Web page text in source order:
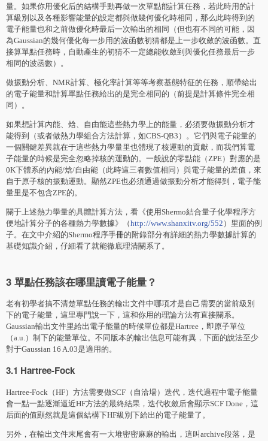
量。如果你用優化后的結構手動再做一次單點能計算任務，若此時用的計
算級別以及各種影響能量的設定都與做幾何優化時相同，那么此時得到的
電子能量也和之前做優化時最后一次輸出的相同（但也有不同的可能，因
為Gaussian的幾何優化每一步用的波函數初猜都是上一步收斂的波函數。直
接算單點任務時，自動產生的初猜不一定總能收斂到與優化任務最后一步
相同的波函數）。
做振動分析、NMR計算、極化率計算等等考察基態特征的任務，順帶給出
的電子能量和計算單點任務給出的是完全相同的（前提是計算條件完全相
同）。
如果想計算內能、焓、自由能這些熱力學上的能量，必須要做振動分析才
能得到（或者做熱力學組合方法計算，如CBS-QB3）。它們與電子能量的
一個關鍵差異就在于這些熱力學量里也體現了核運動的貢獻，而我們算電
子能量的時候是完全忽略掉核的運動的。一般說的零點能（ZPE）對應的是
0K下體系的內能/焓/自由能（此時這三者數值相同）與電子能量的差值，來
自于原子核的振動運動。顯然ZPE也必須通過做振動分析才能得到，電子能
量里是不包含ZPE的。
關于上述熱力學量的具體計算方法，看《使用Shermo結合量子化學程序方
便地計算分子的各種熱力學數據》（http://www.shanxitv.org/552 ）里面的例
子。在文中介紹的Shermo程序手冊的附錄部分有詳細的熱力學數據計算的
基礎知識介紹，仔細看了就能徹底理清關系了。
3 單點任務該在哪里讀電子能量？
老有初學者搞不清楚單點任務的輸出文件中哪項才是自己需要的當前級別
下的電子能量，這里專門說一下，這和你用的理論方法有直接關系。
Gaussian輸出文件里給出電子能量的時候單位都是Hartree，即原子單位
（a.u.）制下的能量單位。不同版本的輸出信息可能有異，下面的說法至少
對于Gaussian 16 A.03是適用的。
3.1 Hartree-Fock
Hartree-Fock（HF）方法需要做SCF（自洽場）迭代，迭代過程中電子能量
會一點一點逐漸逼近HF方法的最終結果，迭代收斂后會顯示SCF Done，這
后面的值顯然就是這個結構下HF級別下給出的電子能量了。
另外，在輸出文件末尾會有一大堆密密麻麻的輸出，這叫archive段落，是